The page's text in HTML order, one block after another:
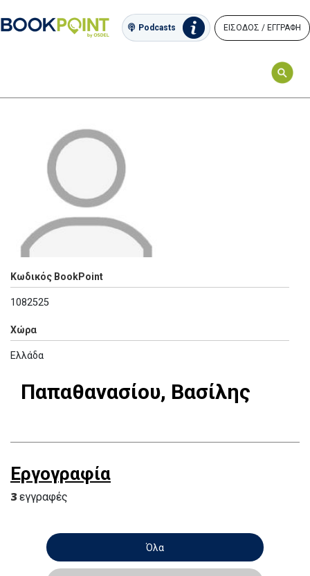
Podcasts ΕΙΣΟΔΟΣ / ΕΓΓΡΑΦΗ
Κωδικός BookPoint
1082525
Χώρα
Ελλάδα
Παπαθανασίου, Βασίλης
Εργογραφία
3 εγγραφές
Όλα